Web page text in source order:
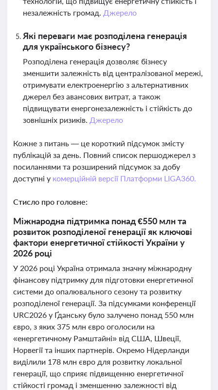
незалежність громад. Джерело
Які переваги має розподілена генерація
для українського бізнесу?
Розподілена генерація дозволяє бізнесу
зменшити залежність від централізованої мережі,
отримувати електроенергію з альтернативних
джерел без авансових витрат, а також
підвищувати енергонезалежність і стійкість до
зовнішніх ризиків. Джерело
Кожне з питань — це короткий підсумок змісту
публікацій за день. Повний список першоджерел з
посиланнями та розширений підсумок за добу
доступні у комерційній версії Платформи LIGA360.
Стисло про головне:
Міжнародна підтримка понад €550 млн та
розвиток розподіленої генерації як ключові
фактори енергетичної стійкості України у
2026 році
У 2026 році Україна отримала значну міжнародну
фінансову підтримку для підготовки енергетичної
системи до опалювального сезону та розвитку
розподіленої генерації. За підсумками конференції
URC2026 у Ґданську було залучено понад 550 млн
євро, з яких 375 млн євро оголосили на
«енергетичному Рамштайні» від США, Швеції,
Норвегії та інших партнерів. Окремо Нідерланди
виділили 178 млн євро для розвитку локальної
генерації, що сприяє підвищенню енергетичної
стійкості громад і зменшенню залежності від